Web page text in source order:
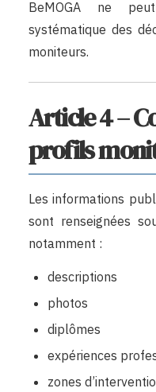
BeMOGA ne
systématique des
moniteurs.
Article 4 –
profils
Les informations
sont renseignées
notamment :
descriptions
photos
diplômes
expériences
zones